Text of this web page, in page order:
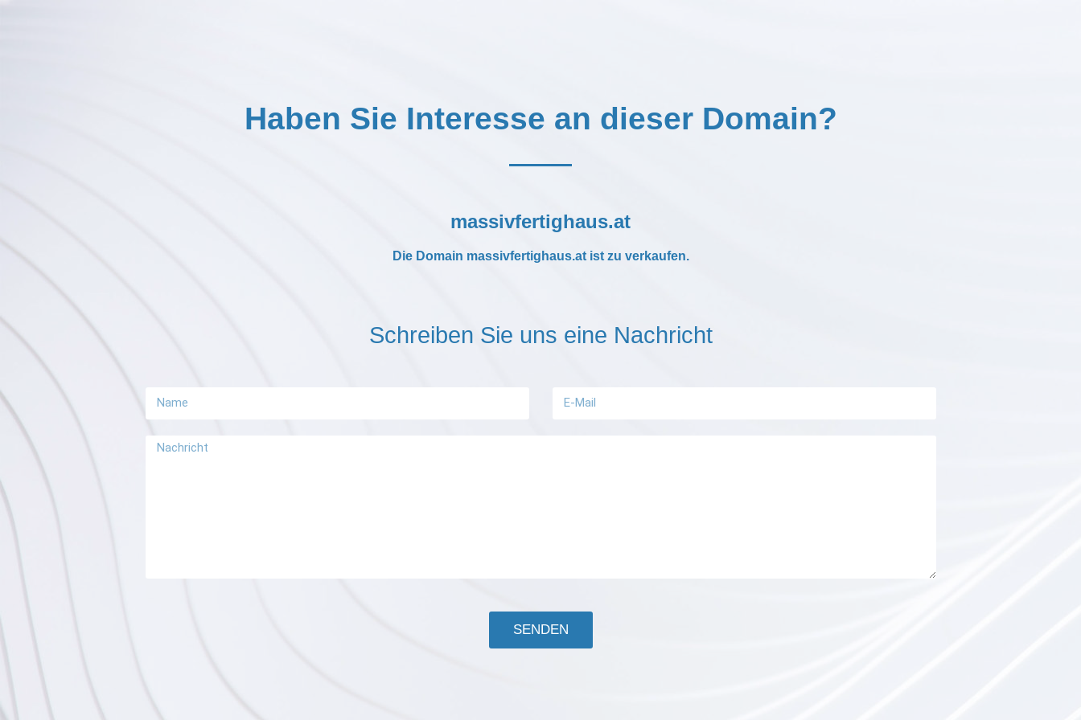
Haben Sie Interesse an dieser Domain?
massivfertighaus.at
Die Domain massivfertighaus.at ist zu verkaufen.
Schreiben Sie uns eine Nachricht